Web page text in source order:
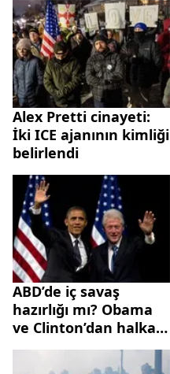
Alex Pretti cinayeti:
İki ICE ajanının kimliği
belirlendi
ABD’de iç savaş
hazırlığı mı? Obama
ve Clinton’dan halka
ayaklanma çağrısı